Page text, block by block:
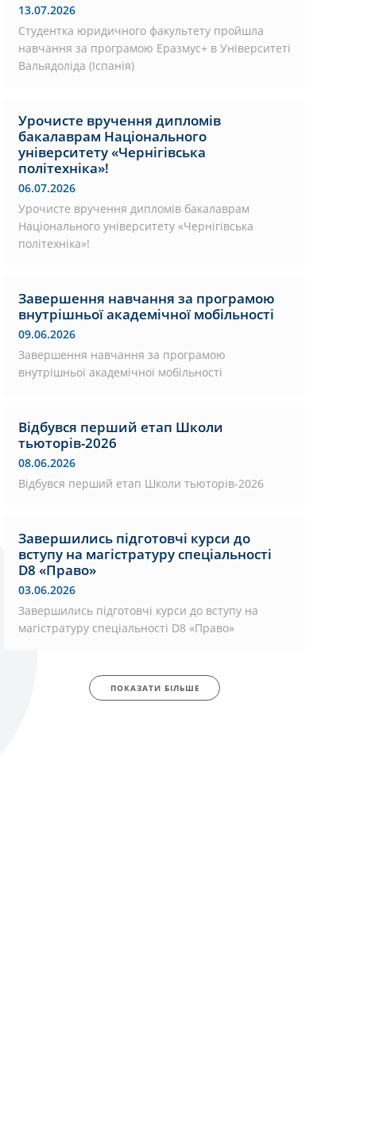
13.07.2026
Студентка юридичного факультету пройшла
навчання за програмою Еразмус+ в Університеті
Вальядоліда (Іспанія)
Урочисте вручення дипломів
бакалаврам Національного
університету «Чернігівська
політехніка»!
06.07.2026
Урочисте вручення дипломів бакалаврам
Національного університету «Чернігівська
політехніка»!
Завершення навчання за програмою
внутрішньої академічної мобільності
09.06.2026
Завершення навчання за програмою
внутрішньої академічної мобільності
Відбувся перший етап Школи
тьюторів-2026
08.06.2026
Відбувся перший етап Школи тьюторів-2026
Завершились підготовчі курси до
вступу на магістратуру спеціальності
D8 «Право»
03.06.2026
Завершились підготовчі курси до вступу на
магістратуру спеціальності D8 «Право»
ПОКАЗАТИ БІЛЬШЕ